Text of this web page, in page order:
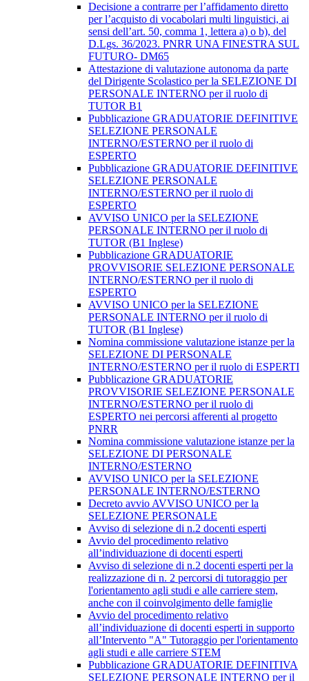
Decisione a contrarre per l’affidamento diretto
per l’acquisto di vocabolari multi linguistici, ai
sensi dell’art. 50, comma 1, lettera a) o b), del
D.Lgs. 36/2023. PNRR UNA FINESTRA SUL
FUTURO- DM65
Attestazione di valutazione autonoma da parte
del Dirigente Scolastico per la SELEZIONE DI
PERSONALE INTERNO per il ruolo di
TUTOR B1
Pubblicazione GRADUATORIE DEFINITIVE
SELEZIONE PERSONALE
INTERNO/ESTERNO per il ruolo di
ESPERTO
Pubblicazione GRADUATORIE DEFINITIVE
SELEZIONE PERSONALE
INTERNO/ESTERNO per il ruolo di
ESPERTO
AVVISO UNICO per la SELEZIONE
PERSONALE INTERNO per il ruolo di
TUTOR (B1 Inglese)
Pubblicazione GRADUATORIE
PROVVISORIE SELEZIONE PERSONALE
INTERNO/ESTERNO per il ruolo di
ESPERTO
AVVISO UNICO per la SELEZIONE
PERSONALE INTERNO per il ruolo di
TUTOR (B1 Inglese)
Nomina commissione valutazione istanze per la
SELEZIONE DI PERSONALE
INTERNO/ESTERNO per il ruolo di ESPERTI
Pubblicazione GRADUATORIE
PROVVISORIE SELEZIONE PERSONALE
INTERNO/ESTERNO per il ruolo di
ESPERTO nei percorsi afferenti al progetto
PNRR
Nomina commissione valutazione istanze per la
SELEZIONE DI PERSONALE
INTERNO/ESTERNO
AVVISO UNICO per la SELEZIONE
PERSONALE INTERNO/ESTERNO
Decreto avvio AVVISO UNICO per la
SELEZIONE PERSONALE
Avviso di selezione di n.2 docenti esperti
Avvio del procedimento relativo
all’individuazione di docenti esperti
Avviso di selezione di n.2 docenti esperti per la
realizzazione di n. 2 percorsi di tutoraggio per
l'orientamento agli studi e alle carriere stem,
anche con il coinvolgimento delle famiglie
Avvio del procedimento relativo
all’individuazione di docenti esperti in supporto
all’Intervento "A" Tutoraggio per l'orientamento
agli studi e alle carriere STEM
Pubblicazione GRADUATORIE DEFINITIVA
SELEZIONE PERSONALE INTERNO per il